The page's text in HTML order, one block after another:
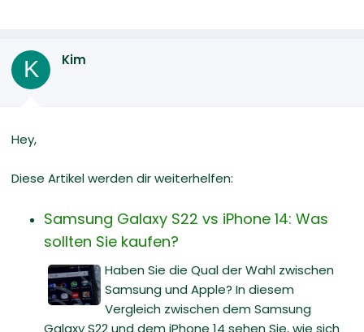
K Kim
Hey,
Diese Artikel werden dir weiterhelfen:
Samsung Galaxy S22 vs iPhone 14: Was
sollten Sie kaufen?
Haben Sie die Qual der Wahl zwischen
Samsung und Apple? In diesem
Vergleich zwischen dem Samsung